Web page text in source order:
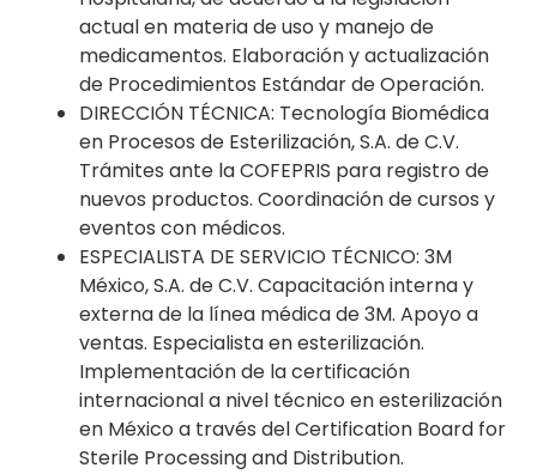
actual en materia de uso y manejo de
medicamentos. Elaboración y actualización
de Procedimientos Estándar de Operación.
DIRECCIÓN TÉCNICA: Tecnología Biomédica
en Procesos de Esterilización, S.A. de C.V.
Trámites ante la COFEPRIS para registro de
nuevos productos. Coordinación de cursos y
eventos con médicos.
ESPECIALISTA DE SERVICIO TÉCNICO: 3M
México, S.A. de C.V. Capacitación interna y
externa de la línea médica de 3M. Apoyo a
ventas. Especialista en esterilización.
Implementación de la certificación
internacional a nivel técnico en esterilización
en México a través del Certification Board for
Sterile Processing and Distribution.